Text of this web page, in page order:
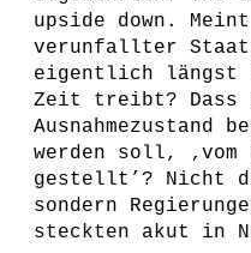
upside down.
verunfallter
eigentlich längst
Zeit treibt? Dass
Ausnahmezustand
werden soll, ‚vom
gestellt’? Nicht
sondern
steckten akut in